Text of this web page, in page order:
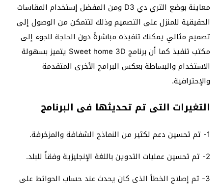
معاينة بوضع الثري دي D3 ومن المفضل إستخدام المقاسات
الحقيقية للمنزل على التصميم وذلك لتتمكن من الوصول إلى
تصميم مثالي يمكنك تنفيذه مباشرةً دون الحاجة للجوء إلى
مكتب تنفيذ كما أن برنامج Sweet home 3D يتميز بسهولة
الاستخدام والبساطة بعكس البرامج الأخرى المتقدمة
والإحترافية.
التغيرات التى تم تحديثها فى البرنامج
1- تم تحسين دعم لكثير من النماذج الشفافة والمزخرفة.
2- تم تحسين عمليات التدوين باللغة الإنجليزية وفقاً للبلد.
3- تم إصلاح الخطأ الذى كان يحدث عند حساب الحوائط على